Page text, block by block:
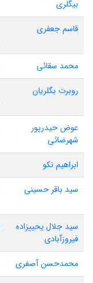
بیگلری
قاسم جعفری
محمد سقائی
روبرت بگلریان
عوض حیدرپور
شهرضائی
ابراهیم نکو
سید باقر حسینی
سید جلال یحییزاده
فیروزآبادی
محمدحسن آصفری